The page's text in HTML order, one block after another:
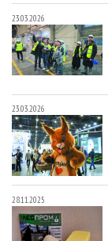
23.03.2026
23.03.2026
28.11.2025